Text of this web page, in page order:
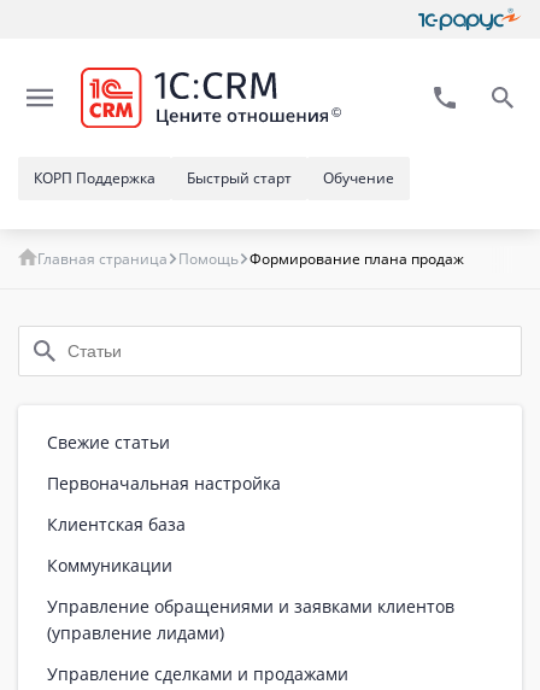
Обучение
Быстрый старт
КОРП Поддержка
Главная страница Помощь Формирование плана продаж
Свежие статьи
Первоначальная настройка
Клиентская база
Коммуникации
Управление обращениями и заявками клиентов
(управление лидами)
Управление сделками и продажами